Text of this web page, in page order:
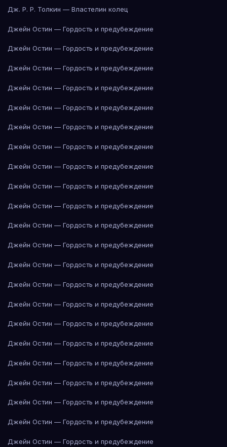
Дж. Р. Р. Толкин — Властелин колец
Джейн Остин — Гордость и предубеждение
Джейн Остин — Гордость и предубеждение
Джейн Остин — Гордость и предубеждение
Джейн Остин — Гордость и предубеждение
Джейн Остин — Гордость и предубеждение
Джейн Остин — Гордость и предубеждение
Джейн Остин — Гордость и предубеждение
Джейн Остин — Гордость и предубеждение
Джейн Остин — Гордость и предубеждение
Джейн Остин — Гордость и предубеждение
Джейн Остин — Гордость и предубеждение
Джейн Остин — Гордость и предубеждение
Джейн Остин — Гордость и предубеждение
Джейн Остин — Гордость и предубеждение
Джейн Остин — Гордость и предубеждение
Джейн Остин — Гордость и предубеждение
Джейн Остин — Гордость и предубеждение
Джейн Остин — Гордость и предубеждение
Джейн Остин — Гордость и предубеждение
Джейн Остин — Гордость и предубеждение
Джейн Остин — Гордость и предубеждение
Джейн Остин — Гордость и предубеждение